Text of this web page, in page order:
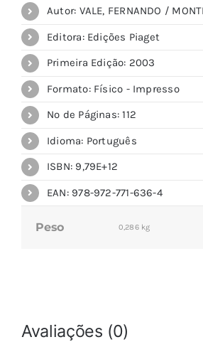
Autor: VALE, FERNANDO /
Editora: Edições Piaget
Primeira Edição: 2003
Formato: Físico - Impresso
Nº de Páginas: 112
Idioma: Português
ISBN: 9,79E+12
EAN: 978-972-771-636-4
Peso 0,286 kg
Avaliações (0)